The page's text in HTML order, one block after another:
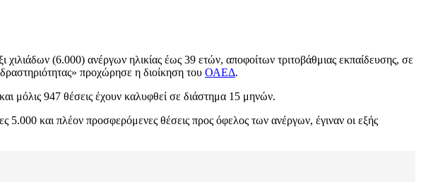
(6.000) ανέργων ηλικίας έως 39 ετών, αποφοίτων τριτοβάθμιας εκπαίδευσης, σε
προχώρησε η διοίκηση του ΟΑΕΔ.
μόλις 947 θέσεις έχουν καλυφθεί σε διάστημα 15 μηνών.
5.000 και πλέον προσφερόμενες θέσεις προς όφελος των ανέργων, έγιναν οι εξής